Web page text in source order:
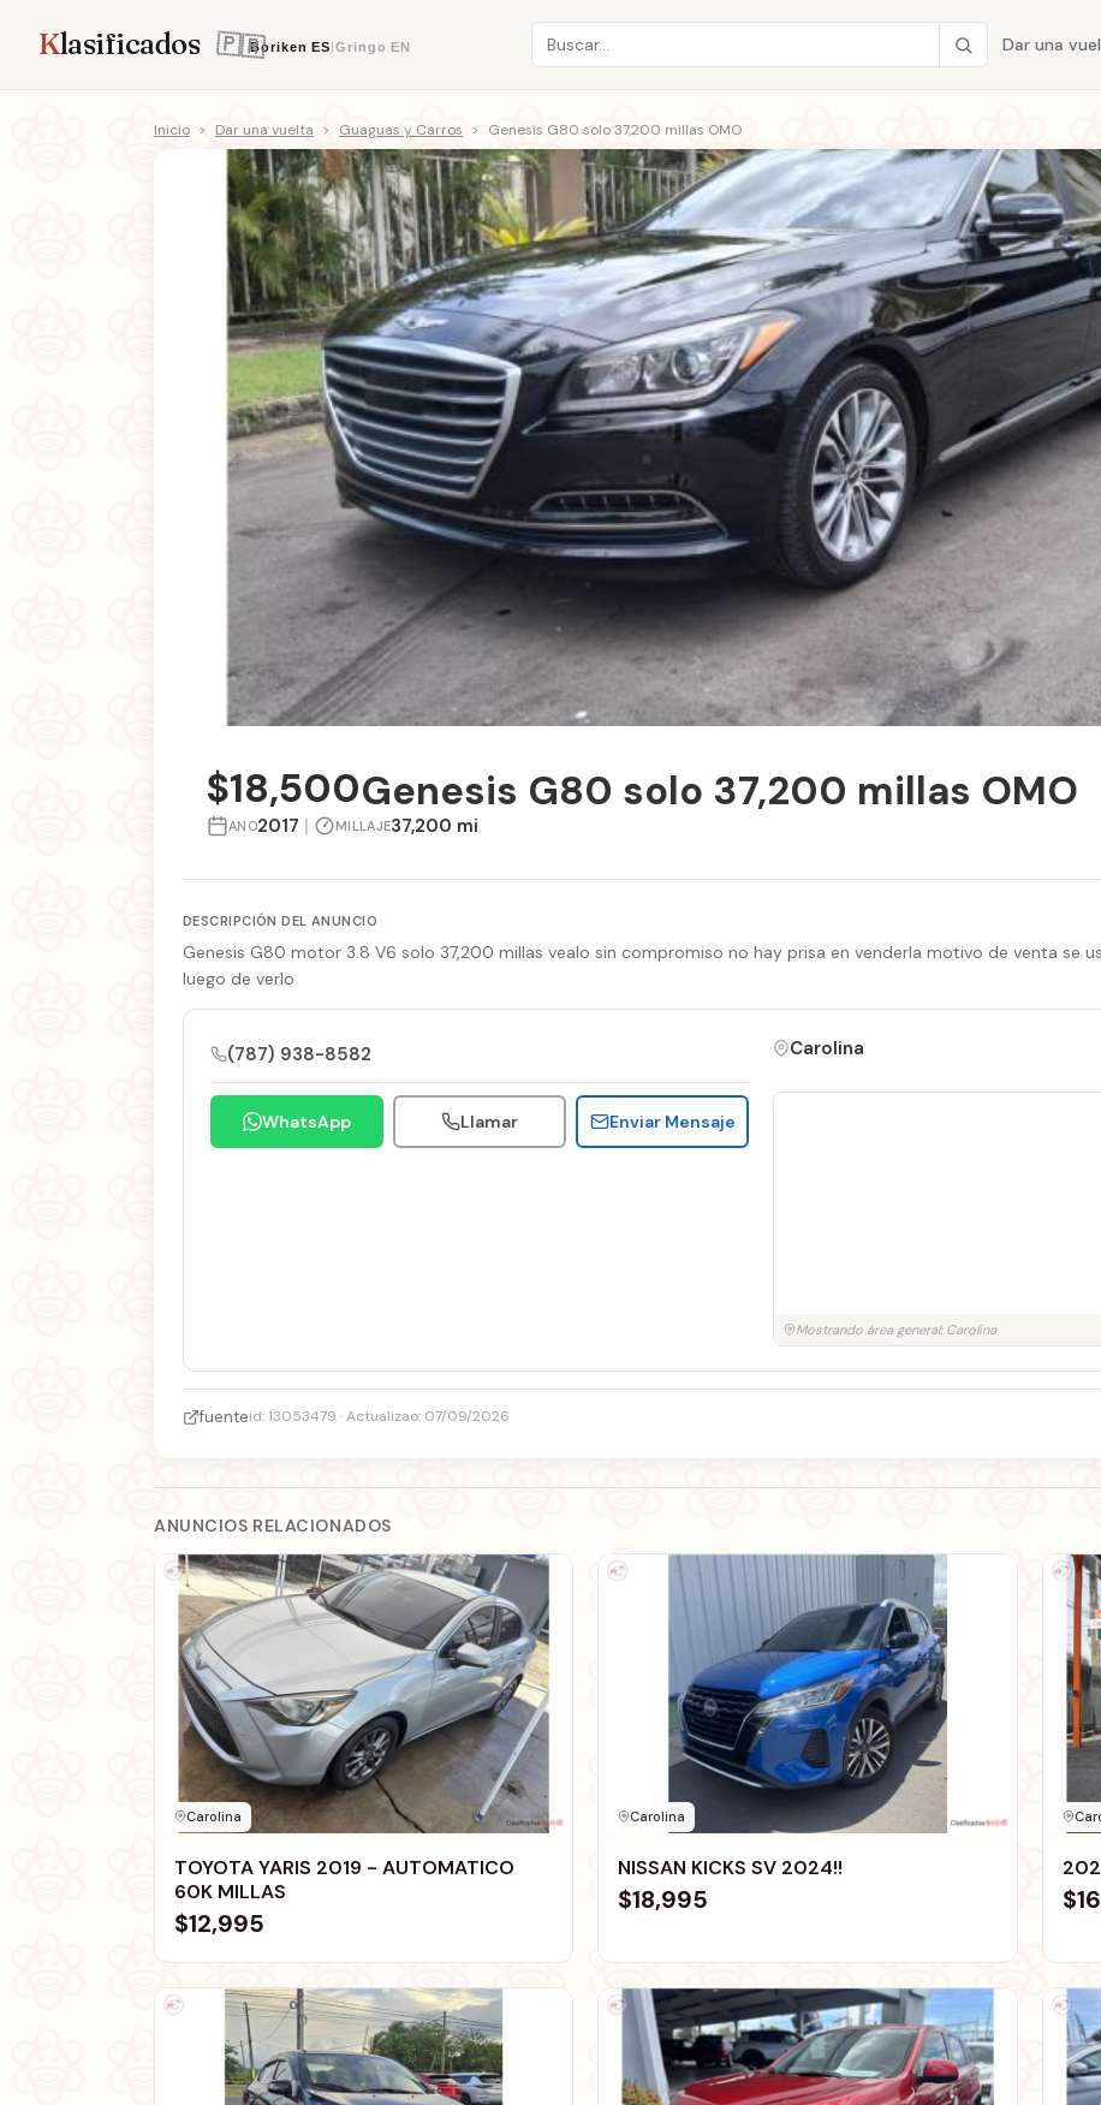
Klasificados Boriken ES|Gringo EN Dar una
Inicio > Dar una vuelta > Guaguas y Carros > Genesis G80 solo 37,200 millas OMO
$18,500Genesis G80 solo 37,200 millas OMO
ANO2017 | MILLAJE37,200 mi
DESCRIPCIÓN DEL ANUNCIO
Genesis G80 motor 3.8 V6 solo 37,200 millas vealo sin compromiso no hay prisa en venderla motivo de venta se
luego de verlo
(787) 938-8582
WhatsApp Llamar Enviar Mensaje
Carolina
Mostrando área general: Carolina
fuenteid: 13053479 · Actualizao: 07/09/2026
ANUNCIOS RELACIONADOS
Carolina
TOYOTA YARIS 2019 - AUTOMATICO
60K MILLAS
$12,995
Carolina
NISSAN KICKS SV 2024!!
$18,995